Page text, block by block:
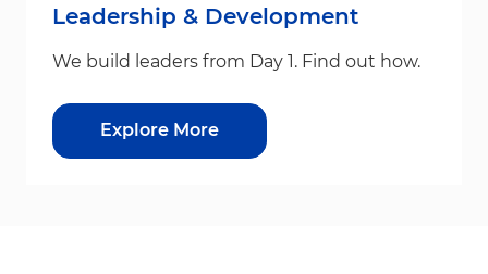
Leadership & Development
We build leaders from Day 1. Find out how.
Explore More